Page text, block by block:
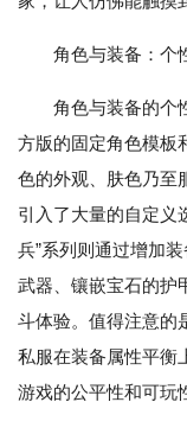
角色与装备：个
角色与装备的个
方版的固定角色模板
色的外观、肤色乃至
引入了大量的自定义
兵”系列则通过增加
武器、镶嵌宝石的护
斗体验。值得注意的
私服在装备属性平衡
游戏的公平性和可玩